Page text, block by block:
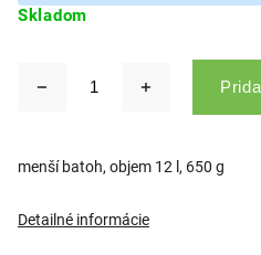
Skladom
menší batoh, objem 12 l, 650 g
Detailné informácie